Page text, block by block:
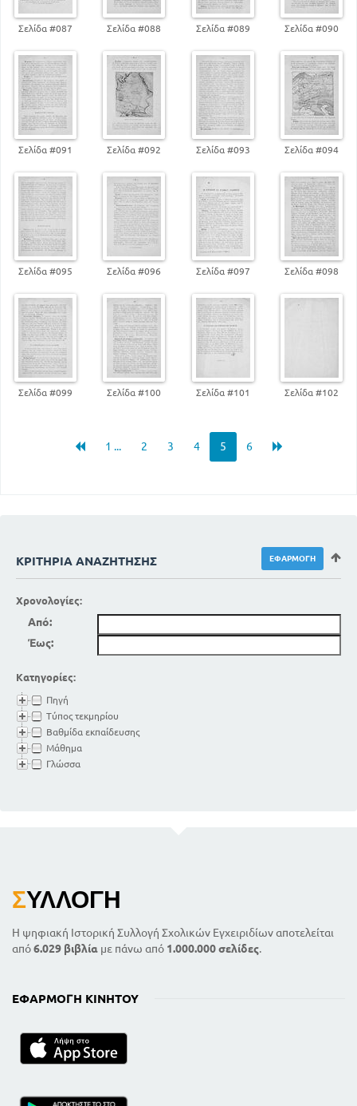
Σελίδα #087 Σελίδα #088 Σελίδα #089 Σελίδα #090
Σελίδα #091 Σελίδα #092 Σελίδα #093 Σελίδα #094
Σελίδα #095 Σελίδα #096 Σελίδα #097 Σελίδα #098
Σελίδα #099 Σελίδα #100 Σελίδα #101 Σελίδα #102
1 ... 2 3 4 5 6
ΚΡΙΤΉΡΙΑ ΑΝΑΖΉΤΗΣΗΣ
Χρονολογίες:
Από:
Έως:
Κατηγορίες:
Πηγή
Τύπος τεκμηρίου
Βαθμίδα εκπαίδευσης
Μάθημα
Γλώσσα
ΣΥΛΛΟΓΉ
Η ψηφιακή Ιστορική Συλλογή Σχολικών Εγχειριδίων αποτελείται
από6.029 βιβλία με πάνω από 1.000.000 σελίδες.
ΕΦΑΡΜΟΓΉ ΚΙΝΗΤΟΎ